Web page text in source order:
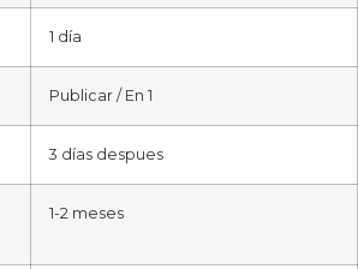
1 día
Publicar / En 1
3 días despues
1-2 meses